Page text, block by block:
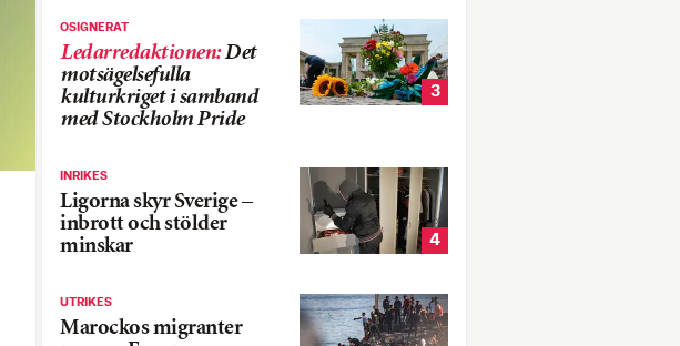
OSIGNERAT
Ledarredaktionen:Det
motsägelsefulla
kulturkriget i samband
med Stockholm Pride
3
INRIKES
Ligorna skyr Sverige –
inbrott och stölder
minskar
4
UTRIKES
Marockos migranter